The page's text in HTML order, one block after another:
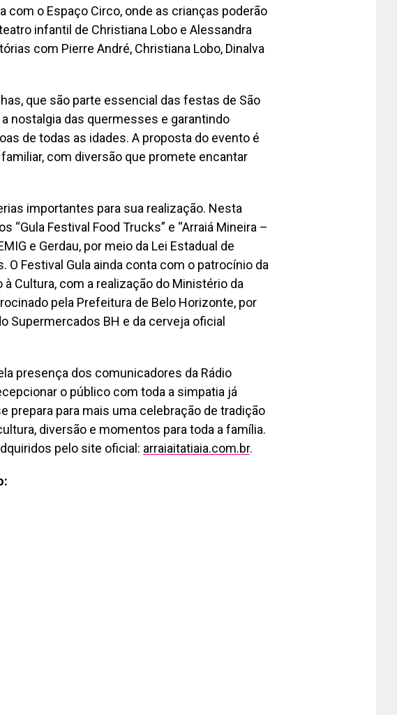
com o Espaço Circo, onde as crianças poderão
infantil de Christiana Lobo e Alessandra
com Pierre André, Christiana Lobo, Dinalva
que são parte essencial das festas de São
nostalgia das quermesses e garantindo
de todas as idades. A proposta do evento é
com diversão que promete encantar
importantes para sua realização. Nesta
“Gula Festival Food Trucks” e “Arraiá Mineira –
e Gerdau, por meio da Lei Estadual de
O Festival Gula ainda conta com o patrocínio da
Cultura, com a realização do Ministério da
pela Prefeitura de Belo Horizonte, por
Supermercados BH e da cerveja oficial
presença dos comunicadores da Rádio
o público com toda a simpatia já
prepara para mais uma celebração de tradição
diversão e momentos para toda a família.
pelo site oficial: arraiaitatiaia.com.br.